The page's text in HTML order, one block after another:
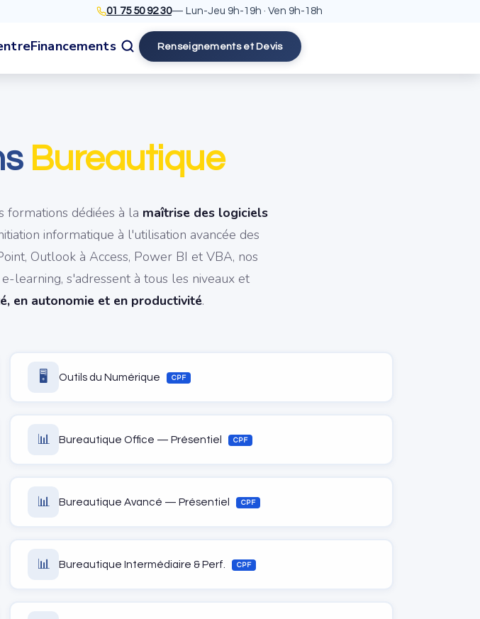
01 75 50 92 30— Lun-Jeu 9h-19h · Ven 9h-18h
Financements Renseignements et Devis
Bureautique
formations dédiées à la maîtrise des logiciels
informatique à l'utilisation avancée des
Outlook à Access, Power BI et VBA, nos
learning, s'adressent à tous les niveaux et
en autonomie et en productivité.
🖥️ Outils du Numérique CPF
📊 Bureautique Office — Présentiel CPF
📊 Bureautique Avancé — Présentiel CPF
📊 Bureautique Intermédiaire & Perf. CPF